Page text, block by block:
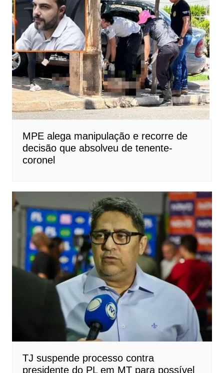
MPE alega manipulação e recorre de
decisão que absolveu de tenente-
coronel
TJ suspende processo contra
presidente do PL em MT para possível